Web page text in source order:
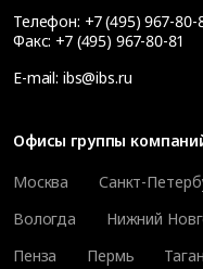
Телефон: +7 (495) 967-80-
Факс: +7 (495) 967-80-81
E-mail: ibs@ibs.ru
Офисы группы
Москва
Санкт-
Вологда
Нижний
Пенза
Пермь